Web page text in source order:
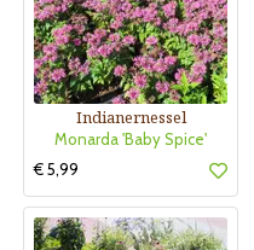
Indianernessel
Monarda 'Baby Spice'
€ 5,99